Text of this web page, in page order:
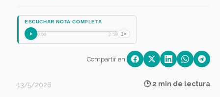
ESCUCHAR NOTA COMPLETA
0:00 2:59 1×
Compartir en:
13/5/2026 🕒 2 min de lectura